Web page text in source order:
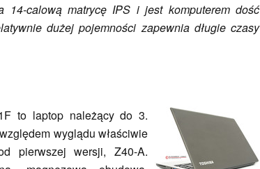
14-calową matrycę IPS i jest komputerem dość
dużej pojemności zapewnia długie czasy
to laptop należący do 3.
wyglądu właściwie
pierwszej wersji, Z40-A.